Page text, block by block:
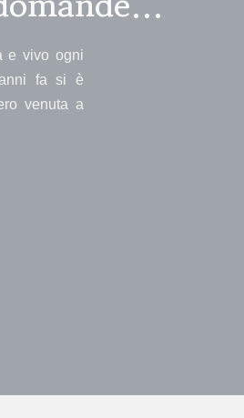
e vivo ogni
fa si è
venuta a